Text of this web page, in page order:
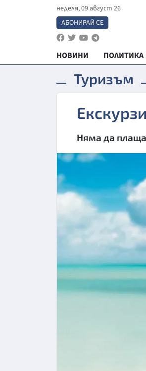
неделя, 09 август 26
АБОНИРАЙ СЕ
НОВИНИ ПОЛИТИКА
Туризъм
Няма да